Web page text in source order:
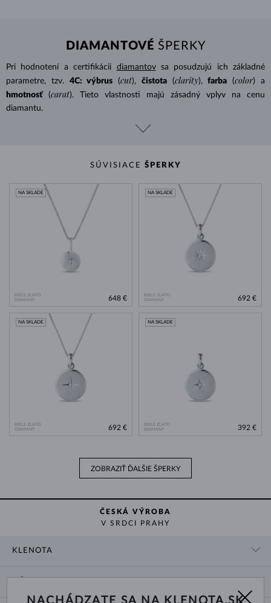
DIAMANTOVÉ ŠPERKY
Pri hodnotení a certifikácii diamantovsa posudzujú ich základné
parametre, tzv.
4C: výbrus (cut), čistota (clarity), farba (color) a
hmotnosť
(carat). Tieto vlastnosti majú zásadný vplyv na cenu
diamantu.
SÚVISIACE ŠPERKY
BIELE ZLATO
DIAMANT
NA SKLADE
648 €
BIELE ZLATO
DIAMANT
NA SKLADE
692 €
BIELE ZLATO
DIAMANT
NA SKLADE
692 €
BIELE ZLATO
DIAMANT
NA SKLADE
392 €
ZOBRAZIŤ ĎALŠIE ŠPERKY
ČESKÁ VÝROBA
V SRDCI PRAHY
KLENOTA